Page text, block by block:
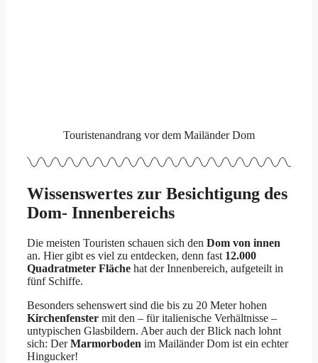
Touristenandrang vor dem Mailänder Dom
Wissenswertes zur Besichtigung des
Dom- Innenbereichs
Die meisten Touristen schauen sich den Dom von innen
an. Hier gibt es viel zu entdecken, denn fast 12.000
Quadratmeter Fläche hat der Innenbereich, aufgeteilt in
fünf Schiffe.
Besonders sehenswert sind die bis zu 20 Meter hohen
Kirchenfenster mit den – für italienische Verhältnisse –
untypischen Glasbildern. Aber auch der Blick nach lohnt
sich: DerMarmorboden im Mailänder Dom ist ein echter
Hingucker!